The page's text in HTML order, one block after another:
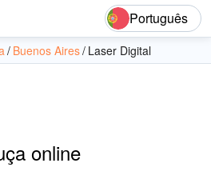
Português
Buenos Aires Laser Digital
online